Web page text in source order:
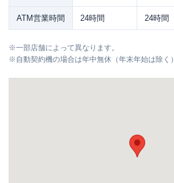
ATM営業時間 24時間 24時間
※一部店舗によって異なります。
※自動契約機の場合は年中無休（年末年始は除く）